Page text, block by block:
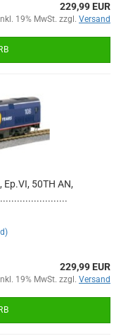
229,99 EUR
19% MwSt. zzgl. Versand
50TH AN,
229,99 EUR
19% MwSt. zzgl. Versand